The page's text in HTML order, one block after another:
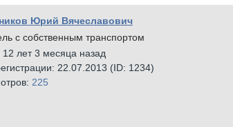
Юрий Вячеславович
с собственным транспортом
лет 3 месяца назад
22.07.2013 (ID: 1234)
225